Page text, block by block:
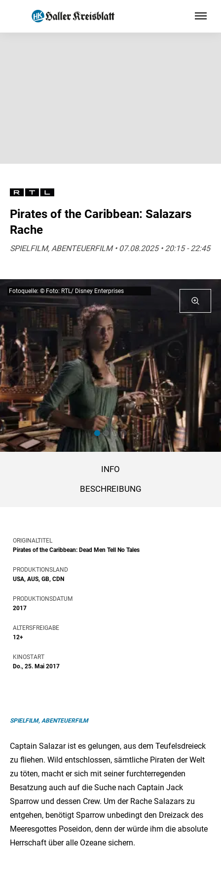
Pirates of the Caribbean: Salazars
Rache
SPIELFILM, ABENTEUERFILM • 07.08.2025 • 20:15 - 22:45
Fotoquelle: © Foto: RTL/ Disney Enterprises
INFO
BESCHREIBUNG
ORIGINALTITEL
Pirates of the Caribbean: Dead Men Tell No Tales
PRODUKTIONSLAND
USA, AUS, GB, CDN
PRODUKTIONSDATUM
2017
ALTERSFREIGABE
12+
KINOSTART
Do., 25. Mai 2017
SPIELFILM, ABENTEUERFILM
Captain Salazar ist es gelungen, aus dem Teufelsdreieck
zu fliehen. Wild entschlossen, sämtliche Piraten der Welt
zu töten, macht er sich mit seiner furchterregenden
Besatzung auch auf die Suche nach Captain Jack
Sparrow und dessen Crew. Um der Rache Salazars zu
entgehen, benötigt Sparrow unbedingt den Dreizack des
Meeresgottes Poseidon, denn der würde ihm die absolute
Herrschaft über alle Ozeane sichern.